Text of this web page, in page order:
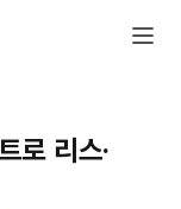
리스·